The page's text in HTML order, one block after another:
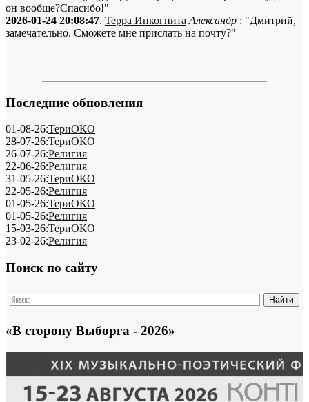
он вообще?Спасибо!"
2026-01-24 20:08:47. Терра Инкогнита Александр : "Дмитрий,
замечательно. Сможете мне прислать на почту?"
Последние обновления
01-08-26:ТериОКО
28-07-26:ТериОКО
26-07-26:Религия
22-06-26:Религия
31-05-26:ТериОКО
22-05-26:Религия
01-05-26:ТериОКО
01-05-26:Религия
15-03-26:ТериОКО
23-02-26:Религия
Поиск по сайту
«В сторону Выборга - 2026»